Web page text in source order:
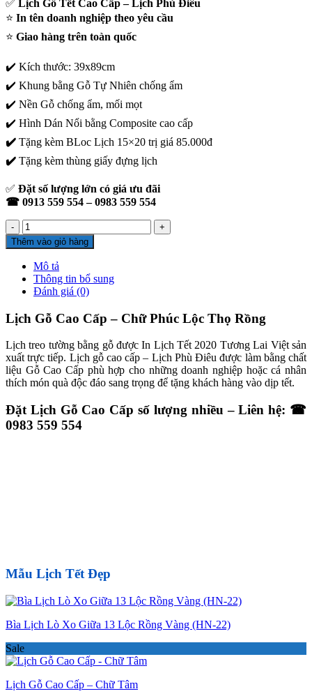
550.000₫.
✅ Lịch Gỗ Tết Cao Cấp – Lịch Phù Điêu
⭐ In tên doanh nghiệp theo yêu cầu
⭐ Giao hàng trên toàn quốc
✔️ Kích thước: 39x89cm
✔️ Khung bằng Gỗ Tự Nhiên chống ẩm
✔️ Nền Gỗ chống ẩm, mối mọt
✔️ Hình Dán Nổi bằng Composite cao cấp
✔️ Tặng kèm BLoc Lịch 15×20 trị giá 85.000đ
✔️ Tặng kèm thùng giấy đựng lịch
✅ Đặt số lượng lớn có giá ưu đãi
☎ 0913 559 554 – 0983 559 554
Lịch
Gỗ
Cao
Cấp
-
Chữ
Phúc
Lộc
Thọ
số
lượng
Thêm vào giỏ hàng
Mô tả
Thông tin bổ sung
Đánh giá (0)
Lịch Gỗ Cao Cấp – Chữ Phúc Lộc Thọ Rồng
Lịch treo tường bằng gỗ được In Lịch Tết 2020 Tương Lai Việt sản
xuất trực tiếp. Lịch gỗ cao cấp – Lịch Phù Điêu được làm bằng chất
liệu Gỗ Cao Cấp phù hợp cho những doanh nghiệp hoặc cá nhân
thích món quà độc đáo sang trọng để tặng khách hàng vào dịp tết.
Đặt Lịch Gỗ Cao Cấp số lượng nhiều – Liên hệ: ☎
0983 559 554
Mẫu Lịch Tết Đẹp
Bìa Lịch Lò Xo Giữa 13 Lộc Rồng Vàng (HN-22)
Sale
Lịch Gỗ Cao Cấp – Chữ Tâm